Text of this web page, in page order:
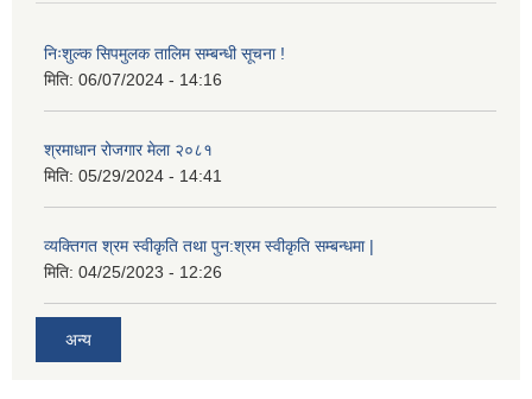
निःशुल्क सिपमुलक तालिम सम्बन्धी सूचना !
मिति: 06/07/2024 - 14:16
श्रमाधान रोजगार मेला २०८१
मिति: 05/29/2024 - 14:41
व्यक्तिगत श्रम स्वीकृति तथा पुन:श्रम स्वीकृति सम्बन्धमा |
मिति: 04/25/2023 - 12:26
अन्य